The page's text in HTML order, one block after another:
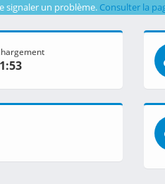
signaler un problème. Consulter la